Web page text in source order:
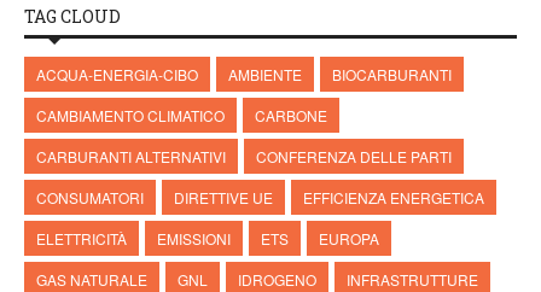
TAG CLOUD
ACQUA-ENERGIA-CIBO AMBIENTE
BIOCARBURANTI
CAMBIAMENTO CLIMATICO
CARBONE
CARBURANTI ALTERNATIVI
CONFERENZA DELLE PARTI
CONSUMATORI
DIRETTIVE UE
EFFICIENZA ENERGETICA
ELETTRICITÀ
EMISSIONI ETS
EUROPA
GAS NATURALE
GNL IDROGENO
INFRASTRUTTURE